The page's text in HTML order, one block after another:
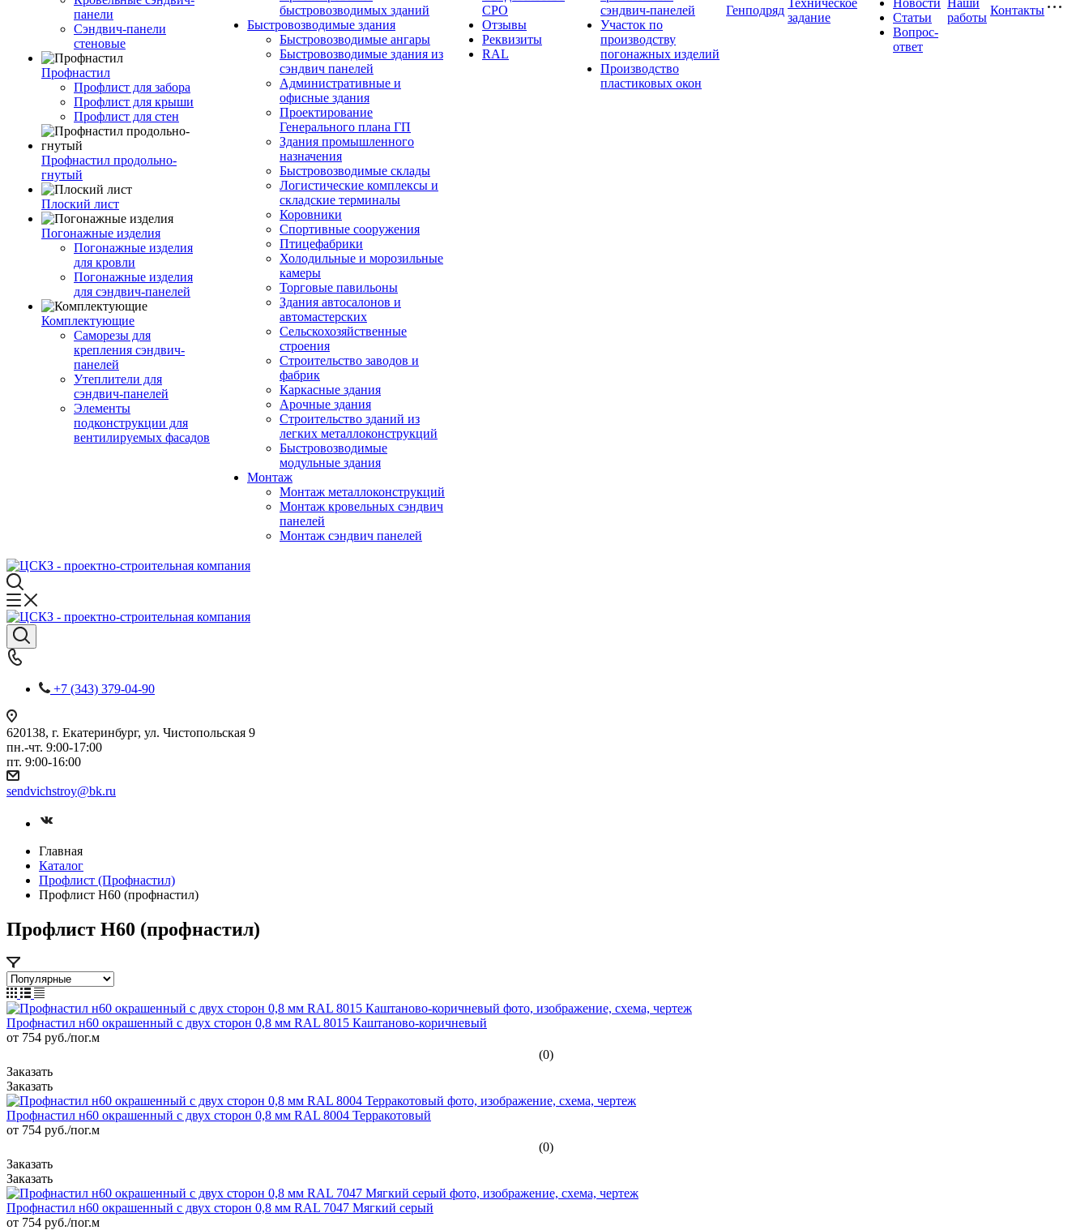
панели
Сэндвич-панели
стеновые
Профнастил
Профлист для забора
Профлист для крыши
Профлист для стен
Профнастил продольно-
гнутый
Плоский лист
Погонажные изделия
Погонажные изделия
для кровли
Погонажные изделия
для сэндвич-панелей
Комплектующие
Саморезы для
крепления сэндвич-
панелей
Утеплители для
сэндвич-панелей
Элементы
подконструкции для
вентилируемых фасадов
быстровозводимых зданий
Быстровозводимые здания
Быстровозводимые ангары
Быстровозводимые здания из
сэндвич панелей
Административные и
офисные здания
Проектирование
Генерального плана ГП
Здания промышленного
назначения
Быстровозводимые склады
Логистические комплексы и
складские терминалы
Коровники
Спортивные сооружения
Птицефабрики
Холодильные и морозильные
камеры
Торговые павильоны
Здания автосалонов и
автомастерских
Сельскохозяйственные
строения
Строительство заводов и
фабрик
Каркасные здания
Арочные здания
Строительство зданий из
легких металлоконструкций
Быстровозводимые
модульные здания
Монтаж
Монтаж металлоконструкций
Монтаж кровельных сэндвич
панелей
Монтаж сэндвич панелей
СРО
Отзывы
Реквизиты
RAL
сэндвич-панелей
Участок по
производству
погонажных изделий
Производство
пластиковых окон
Генподряд
Техническое
задание
Новости
Статьи
Вопрос-
ответ
Наши
работы
Контакты
+7 (343) 379-04-90
620138, г. Екатеринбург, ул. Чистопольская 9
пн.-чт. 9:00-17:00
пт. 9:00-16:00
sendvichstroy@bk.ru
Главная
Каталог
Профлист (Профнастил)
Профлист Н60 (профнастил)
Профлист Н60 (профнастил)
Профнастил н60 окрашенный с двух сторон 0,8 мм RAL 8015 Каштаново-коричневый
от 754 руб./пог.м
(0)
Профнастил н60 окрашенный с двух сторон 0,8 мм RAL 8004 Терракотовый
от 754 руб./пог.м
(0)
Профнастил н60 окрашенный с двух сторон 0,8 мм RAL 7047 Мягкий серый
от 754 руб./пог.м